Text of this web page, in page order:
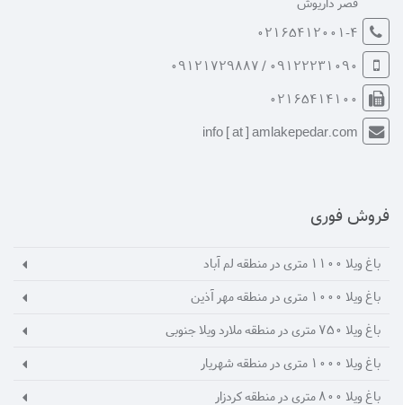
02165412001-4
09122231090 / 09121729887
02165414100
info [ at ] amlakepedar.com
فروش فوری
باغ ویلا 1100 متری در منطقه لم آباد
باغ ویلا 1000 متری در منطقه مهر آذين
باغ ویلا 750 متری در منطقه ملارد ویلا جنوبی
باغ ویلا 1000 متری در منطقه شهریار
باغ ویلا 800 متری در منطقه کردزار